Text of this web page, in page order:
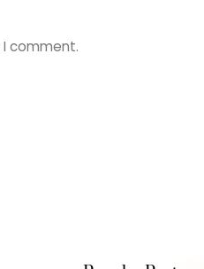
comment.